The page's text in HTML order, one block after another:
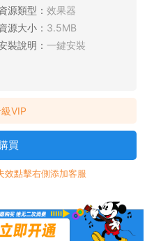
源類型： 效果器
源大小： 3.5MB
裝說明： 一鍵安裝
VIP
買
效點擊右側添加客服